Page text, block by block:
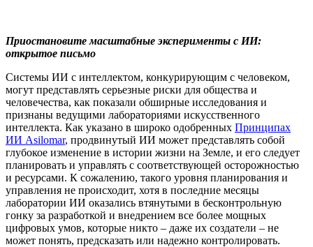
Приостановите масштабные эксперименты с ИИ:
открытое письмо
Системы ИИ с интеллектом, конкурирующим с человеком,
могут представлять серьезные риски для общества и
человечества, как показали обширные исследования и
признаны ведущими лабораториями искусственного
интеллекта. Как указано в широко одобренных Принципах
ИИ Asilomar, продвинутый ИИ может представлять собой
глубокое изменение в истории жизни на Земле, и его следует
планировать и управлять с соответствующей осторожностью
и ресурсами. К сожалению, такого уровня планирования и
управления не происходит, хотя в последние месяцы
лаборатории ИИ оказались втянутыми в бесконтрольную
гонку за разработкой и внедрением все более мощных
цифровых умов, которые никто – даже их создатели – не
может понять, предсказать или надежно контролировать.